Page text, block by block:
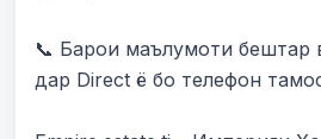
📞 Барои маълумоти бештар
дар Direct ё бо телефон